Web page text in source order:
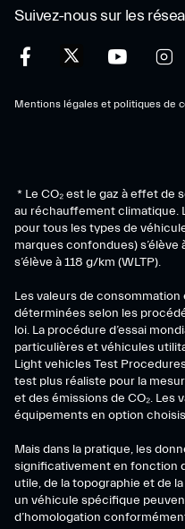
Suivez-nous sur les
Mentions légales et politiques de
* Le CO₂ est le gaz à effet
au réchauffement climatique.
pour tous les types de
marques confondues) s’élève
s’élève à 118 g/km (WLTP).
Les valeurs de
déterminées selon les
loi. La procédure d’essai
particulières et véhicules
Light vehicles Test
test plus réaliste pour la
et des émissions de CO₂. Les
équipements en option
Mais dans la pratique, les
significativement en fonction
utile, de la topographie et de
un véhicule spécifique
d’homologation